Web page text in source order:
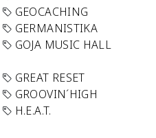
GEOCACHING
GERMANISTIKA
GOJA MUSIC HALL
GREAT RESET
GROOVIN´HIGH
H.E.A.T.